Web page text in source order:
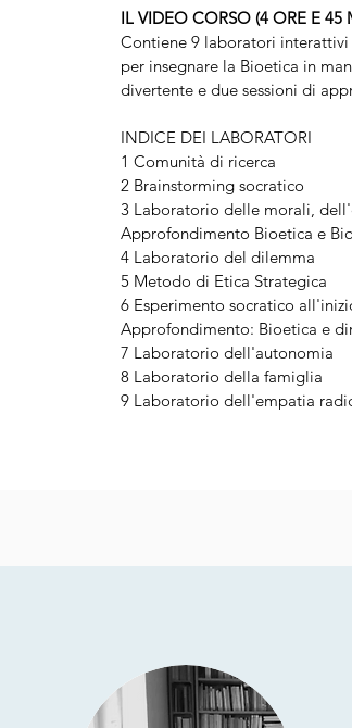
IL VIDEO CORSO (4 ORE E 45
Contiene 9 laboratori
per insegnare la Bioetica in
divertente e due sessioni di
INDICE DEI LABORATORI
1 Comunità di ricerca
2 Brainstorming socratico
3 Laboratorio delle morali,
Approfondimento Bioetica e
4 Laboratorio del dilemma
5 Metodo di Etica Strategica
6 Esperimento socratico
Approfondimento: Bioetica e
7 Laboratorio dell'autonomia
8 Laboratorio della famiglia
9 Laboratorio dell'empatia